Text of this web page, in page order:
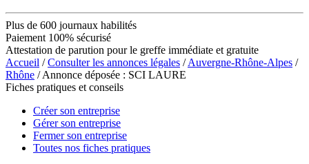
Plus de 600 journaux habilités
Paiement 100% sécurisé
Attestation de parution pour le greffe immédiate et gratuite
Accueil /Consulter les annonces légales /Auvergne-Rhône-Alpes /
Rhône / Annonce déposée : SCI LAURE
Fiches pratiques et conseils
Créer son entreprise
Gérer son entreprise
Fermer son entreprise
Toutes nos fiches pratiques